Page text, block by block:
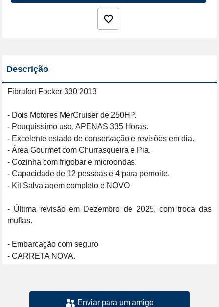
Descrição
Fibrafort Focker 330 2013
- Dois Motores MerCruiser de 250HP.
- Pouquissímo uso, APENAS 335 Horas.
- Excelente estado de conservação e revisões em dia.
- Área Gourmet com Churrasqueira e Pia.
- Cozinha com frigobar e microondas.
- Capacidade de 12 pessoas e 4 para pernoite.
- Kit Salvatagem completo e NOVO
- Última revisão em Dezembro de 2025, com troca das
muflas.
- Embarcação com seguro
Enviar para um amigo